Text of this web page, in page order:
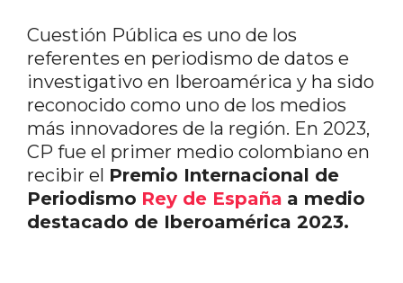
Cuestión Pública es uno de los
referentes en periodismo de datos e
investigativo en Iberoamérica y ha sido
reconocido como uno de los medios
más innovadores de la región. En 2023,
CP fue el primer medio colombiano en
recibir el Premio Internacional de
Periodismo Rey de España a medio
destacado de Iberoamérica 2023.